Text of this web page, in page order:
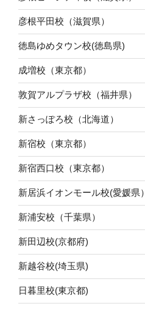
彦根平田校（滋賀県）
徳島ゆめタウン校(徳島県)
成増校（東京都）
敦賀アルプラザ校（福井県）
新さっぽろ校（北海道）
新宿校（東京都）
新宿西口校（東京都）
新居浜イオンモール校(愛媛県）
新浦安校（千葉県）
新田辺校(京都府)
新越谷校(埼玉県)
日暮里校(東京都)